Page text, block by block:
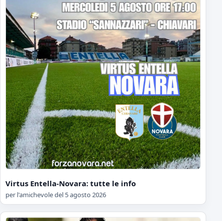
Virtus Entella-Novara: tutte le info
per l'amichevole del 5 agosto 2026